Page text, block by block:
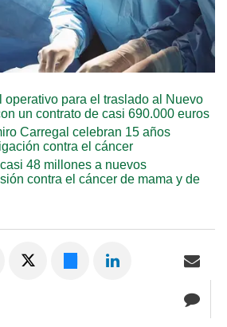
operativo para el traslado al Nuevo
un contrato de casi 690.000 euros
Carregal celebran 15 años
contra el cáncer
48 millones a nuevos
contra el cáncer de mama y de